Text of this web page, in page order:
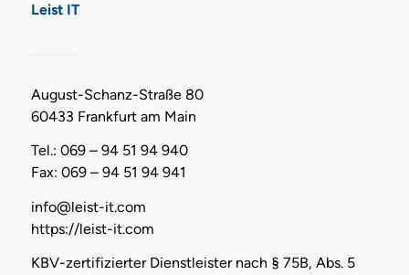
Leist IT
August-Schanz-Straße 80
60433 Frankfurt am Main
Tel.: 069 – 94 51 94 940
Fax: 069 – 94 51 94 941
info@leist-it.com
https://leist-it.com
KBV-zertifizierter Dienstleister nach § 75B, Abs. 5